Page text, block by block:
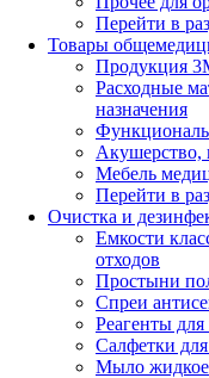
Перейти в
Товары
Продукция
Расходные
назначения
Акушерство,
Мебель
Перейти в
Очистка и
Емкости
отходов
Простыни
Спреи
Реагенты
Салфетки
Мыло жидкое